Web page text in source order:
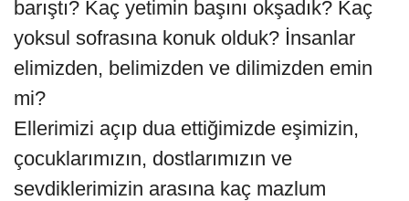
barıştı? Kaç yetimin başını okşadık? Kaç
yoksul sofrasına konuk olduk? İnsanlar
elimizden, belimizden ve dilimizden emin
mi?
Ellerimizi açıp dua ettiğimizde eşimizin,
çocuklarımızın, dostlarımızın ve
sevdiklerimizin arasına kaç mazlum